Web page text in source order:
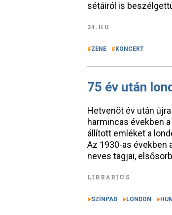
sétáiról is
24.HU
ZENE KONCERT
75 év után
Hetvenöt év után
harmincas években
állított emléket a
Az 1930-as években
neves tagjai,
LIBRARIUS
SZÍNPAD LONDON